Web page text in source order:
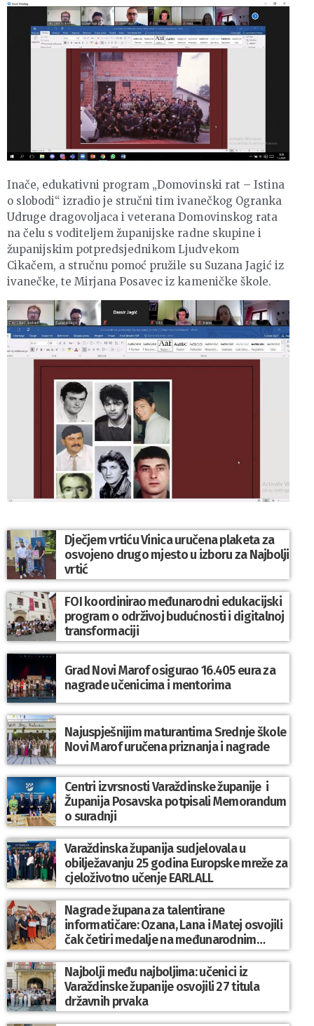
Inače, edukativni program „Domovinski rat – Istina
o slobodi“ izradio je stručni tim ivanečkog Ogranka
Udruge dragovoljaca i veterana Domovinskog rata
na čelu s voditeljem županijske radne skupine i
županijskim potpredsjednikom Ljudvekom
Cikačem, a stručnu pomoć pružile su Suzana Jagić iz
ivanečke, te Mirjana Posavec iz kameničke škole.
Dječjem vrtiću Vinica uručena plaketa za
osvojeno drugo mjesto u izboru za Najbolji
vrtić
FOI koordinirao međunarodni edukacijski
program o održivoj budućnosti i digitalnoj
transformaciji
Grad Novi Marof osigurao 16.405 eura za
nagrade učenicima i mentorima
Najuspješnijim maturantima Srednje škole
Novi Marof uručena priznanja i nagrade
Centri izvrsnosti Varaždinske županije i
Županija Posavska potpisali Memorandum
o suradnji
Varaždinska županija sudjelovala u
obilježavanju 25 godina Europske mreže za
cjeloživotno učenje EARLALL
Nagrade župana za talentirane
informatičare: Ozana, Lana i Matej osvojili
čak četiri medalje na međunarodnim
natjecanjima
Najbolji među najboljima: učenici iz
Varaždinske županije osvojili 27 titula
državnih prvaka